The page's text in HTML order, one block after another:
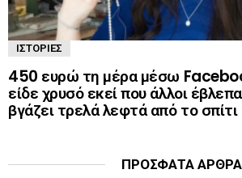
ΙΣΤΟΡΊΕΣ
450 ευρώ τη μέρα μέσω
είδε χρυσό εκεί που άλλοι
βγάζει τρελά λεφτά από το σπίτι
ΠΡΌΣΦΑΤΑ ΆΡΘΡΑ